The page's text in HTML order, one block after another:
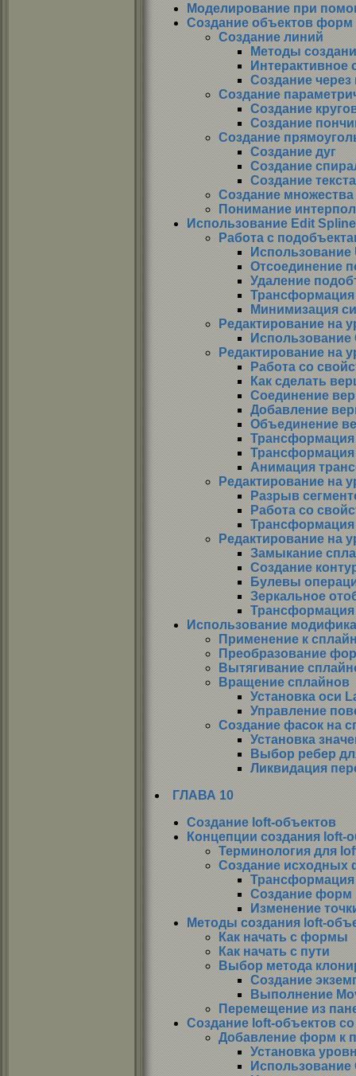
Моделирование при
Создание объектов форм
Создание линий
Методы
Интерактивное
Создание через
Создание
Создание
Создание
Создание
Создание дуг
Создание
Создание текста
Создание
Понимание
Использование Edit Spline
Работа с
Использование
Отсоединение
Удаление
Минимизация
Редактирование на
Использование
Редактирование на
Работа со
Как сделать
Соединение
Добавление
Объединение
Трансформация
Анимация
Редактирование на
Разрыв
Работа со
Трансформация
Редактирование на
Замыкание
Создание
Булевы
Зеркальное
Использование
Применение к
Преобразование
Вытягивание
Вращение сплайнов
Установка оси
Управление
Создание фасок на
Установка
Выбор ребер
Ликвидация
ГЛАВА 10
Создание loft-объектов
Концепции создания loft-
Терминология для
Создание исходных
Создание форм
Изменение
Методы создания loft-
Как начать с формы
Как начать с пути
Выбор метода
Создание
Выполнение
Перемещение из
Создание loft-объектов
Добавление форм к
Установка
Использование